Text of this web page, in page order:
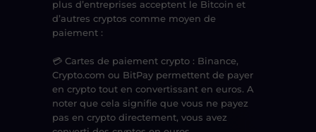
plus d’entreprises acceptent le Bitcoin et
d’autres cryptos comme moyen de
paiement :
💳 Cartes de paiement crypto : Binance,
Crypto.com ou BitPay permettent de payer
en crypto tout en convertissant en euros. A
noter que cela signifie que vous ne payez
pas en crypto directement, vous avez